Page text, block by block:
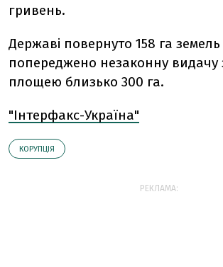
гривень.
Державі повернуто 158 га земель
попереджено незаконну видачу
площею близько 300 га.
"Інтерфакс-Україна"
КОРУПЦІЯ
РЕКЛАМА: